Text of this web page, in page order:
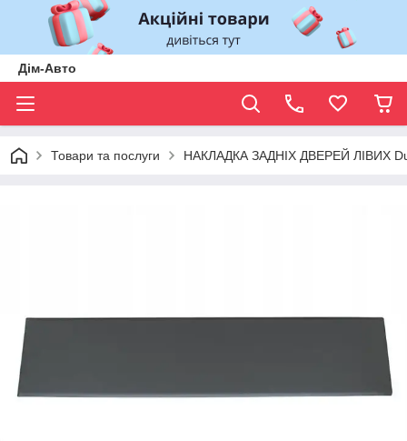
Дім-Авто
Товари та послуги НАКЛАДКА ЗАДНІХ ДВЕРЕЙ ЛІВИХ